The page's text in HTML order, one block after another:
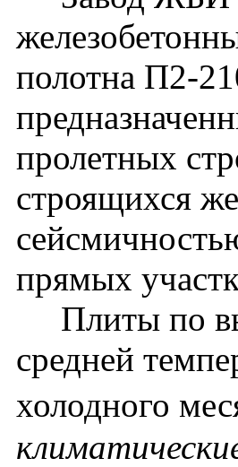
полотна П2-
пролетных
строящихся
прямых
Плиты по
средней
холодного